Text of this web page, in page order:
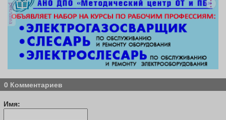
реклама
0 Комментариев
Имя: